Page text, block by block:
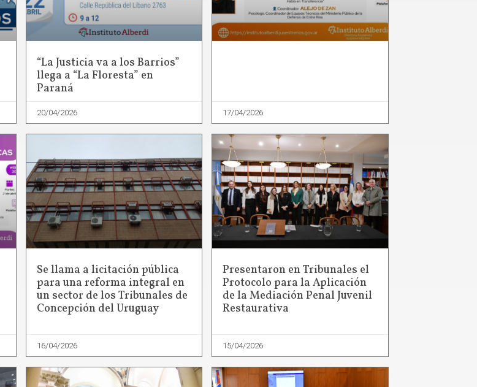
“La Justicia va a los Barrios”
llega a “La Floresta” en
Paraná
20/04/2026 17/04/2026
Se llama a licitación pública
para una reforma integral en
un sector de los Tribunales de
Concepción del Uruguay
16/04/2026
Presentaron en Tribunales el
Protocolo para la Aplicación
de la Mediación Penal Juvenil
Restaurativa
15/04/2026